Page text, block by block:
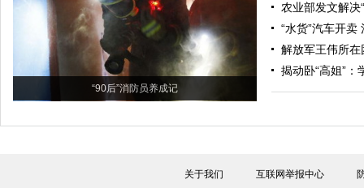
“90后”消防员养成记
农业部发文解决
“水货”汽车开卖
解放军王伟所
揭动卧“高姐”：
关于我们 互联网举报中心